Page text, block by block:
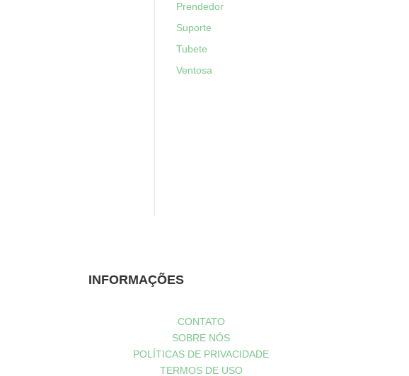
Prendedor
Suporte
Tubete
Ventosa
INFORMAÇÕES
CONTATO
SOBRE NÓS
POLÍTICAS DE PRIVACIDADE
TERMOS DE USO